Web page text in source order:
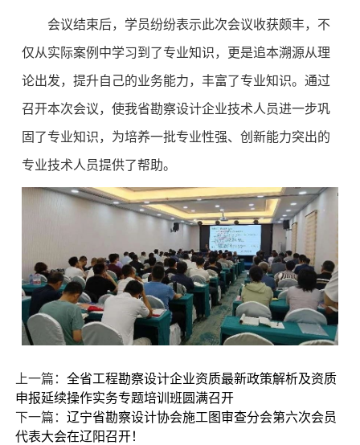
会议结束后，学员纷纷表示此次会议收获颇丰，不
仅从实际案例中学习到了专业知识，更是追本溯源从理
论出发，提升自己的业务能力，丰富了专业知识。通过
召开本次会议，使我省勘察设计企业技术人员进一步巩
固了专业知识，为培养一批专业性强、创新能力突出的
专业技术人员提供了帮助。
上一篇： 全省工程勘察设计企业资质最新政策解析及资质
申报延续操作实务专题培训班圆满召开
下一篇： 辽宁省勘察设计协会施工图审查分会第六次会员
代表大会在辽阳召开！